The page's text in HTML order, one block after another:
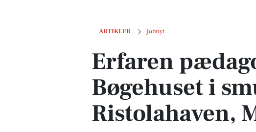
ARTIKLER Jobnyt
Erfaren pædagog søges til Bøgehuset i smukke
Erfaren
Bøgehuset i
Ristolahaven,